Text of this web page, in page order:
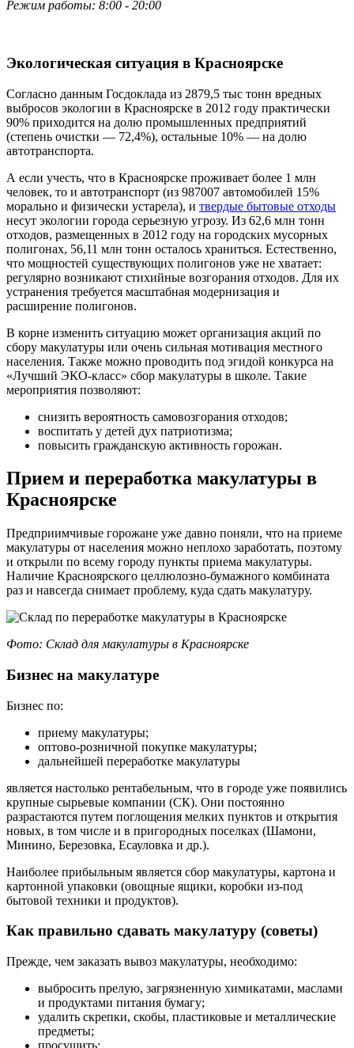
Режим работы: 8:00 - 20:00
Экологическая ситуация в Красноярске
Согласно данным Госдоклада из 2879,5 тыс тонн вредных
выбросов экологии в Красноярске в 2012 году практически
90% приходится на долю промышленных предприятий
(степень очистки — 72,4%), остальные 10% — на долю
автотранспорта.
А если учесть, что в Красноярске проживает более 1 млн
человек, то и автотранспорт (из 987007 автомобилей 15%
морально и физически устарела), и твердые бытовые отходы
несут экологии города серьезную угрозу. Из 62,6 млн тонн
отходов, размещенных в 2012 году на городских мусорных
полигонах, 56,11 млн тонн осталось храниться. Естественно,
что мощностей существующих полигонов уже не хватает:
регулярно возникают стихийные возгорания отходов. Для их
устранения требуется масштабная модернизация и
расширение полигонов.
В корне изменить ситуацию может организация акций по
сбору макулатуры или очень сильная мотивация местного
населения. Также можно проводить под эгидой конкурса на
«Лучший ЭКО-класс» сбор макулатуры в школе. Такие
мероприятия позволяют:
снизить вероятность самовозгорания отходов;
воспитать у детей дух патриотизма;
повысить гражданскую активность горожан.
Прием и переработка макулатуры в
Красноярске
Предприимчивые горожане уже давно поняли, что на приеме
макулатуры от населения можно неплохо заработать, поэтому
и открыли по всему городу пункты приема макулатуры.
Наличие Красноярского целлюлозно-бумажного комбината
раз и навсегда снимает проблему, куда сдать макулатуру.
Фото: Склад для макулатуры в Красноярске
Бизнес на макулатуре
Бизнес по:
приему макулатуры;
оптово-розничной покупке макулатуры;
дальнейшей переработке макулатуры
является настолько рентабельным, что в городе уже появились
крупные сырьевые компании (СК). Они постоянно
разрастаются путем поглощения мелких пунктов и открытия
новых, в том числе и в пригородных поселках (Шамони,
Минино, Березовка, Есауловка и др.).
Наиболее прибыльным является сбор макулатуры, картона и
картонной упаковки (овощные ящики, коробки из-под
бытовой техники и продуктов).
Как правильно сдавать макулатуру (советы)
Прежде, чем заказать вывоз макулатуры, необходимо:
выбросить прелую, загрязненную химикатами, маслами
и продуктами питания бумагу;
удалить скрепки, скобы, пластиковые и металлические
предметы;